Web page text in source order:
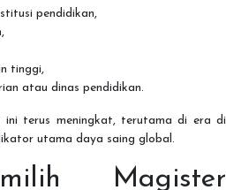
pendidikan,
tinggi,
atau dinas pendidikan.
ini terus meningkat, terutama di era di
utama daya saing global.
Magister